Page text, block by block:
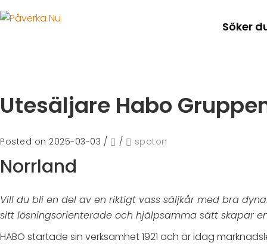
Söker
Utesäljare Habo
Posted on 2025-03-03 / / spoton
Norrland
Vill du bli en del av en riktigt vass säljkår med bra
sitt lösningsorienterade och hjälpsamma sätt skapar
HABO startade sin verksamhet 1921 och är idag